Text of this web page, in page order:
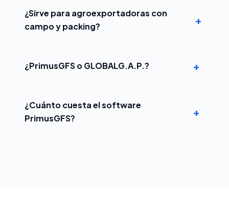
¿Sirve para agroexportadoras con
campo y packing?
+
¿PrimusGFS o GLOBALG.A.P.? +
¿Cuánto cuesta el software
PrimusGFS?
+